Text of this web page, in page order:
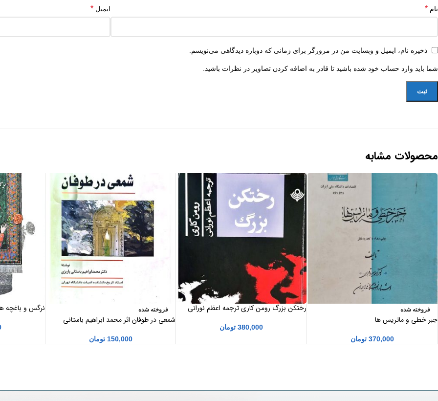
نام * ایمیل *
ذخیره نام، ایمیل و وبسایت من در مرورگر برای زمانی که دوباره دیدگاهی می‌نویسم.
شما باید وارد حساب خود شده باشید تا قادر به اضافه کردن تصاویر در نظرات باشید.
محصولات مشابه
فروخته شده
جبر خطی و ماتریس ها
370,000 تومان
رختکن بزرگ رومن کاری ترجمه اعظم نورانی
380,000 تومان
فروخته شده
شمعی در طوفان اثر محمد ابراهیم باستانی
150,000 تومان
نرگس و باغچه